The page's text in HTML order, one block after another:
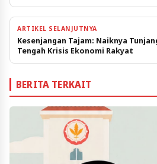
ARTIKEL SELANJUTNYA
Kesenjangan Tajam: Naiknya
Tengah Krisis Ekonomi Rakyat
BERITA TERKAIT